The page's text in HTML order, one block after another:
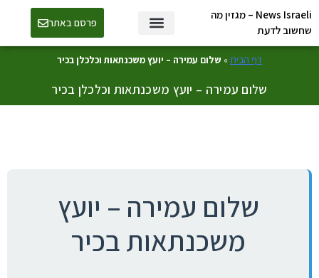
News Israeli – מגזין מה
שחשוב לדעת
פרסם באתר
דף הבית» שלום עמירה – יועץ משכנתאות וכלכלן בכיר
שלום עמירה – יועץ משכנתאות וכלכלן בכיר
שלום עמירה – יועץ
משכנתאות בכיר